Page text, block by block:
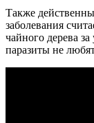
Также
заболевания
чайного дерева
паразиты не